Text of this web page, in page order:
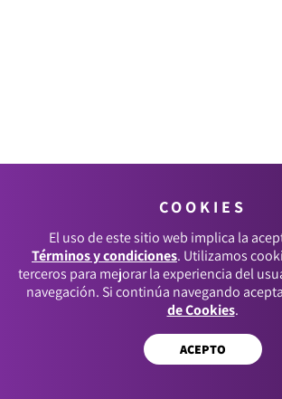
COOKIES
El uso de este sitio web implica la
Términos y condiciones. Utilizamos
terceros para mejorar la experiencia del
navegación. Si continúa navegando
de Cookies.
ACEPTO